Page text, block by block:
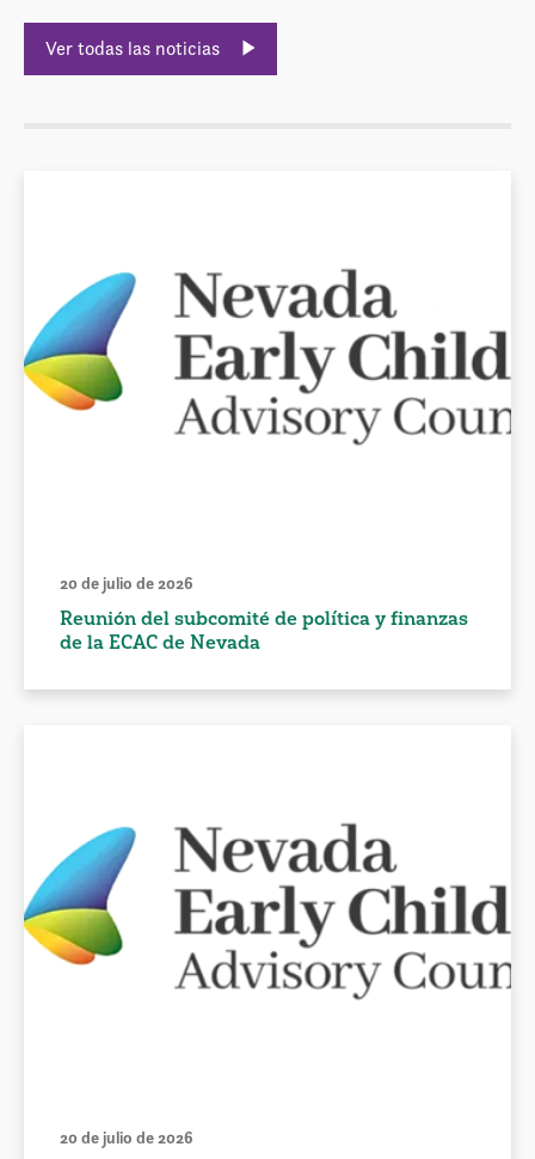
Ver todas las noticias
20 de julio de 2026
Reunión del subcomité de política y finanzas
de la ECAC de Nevada
20 de julio de 2026